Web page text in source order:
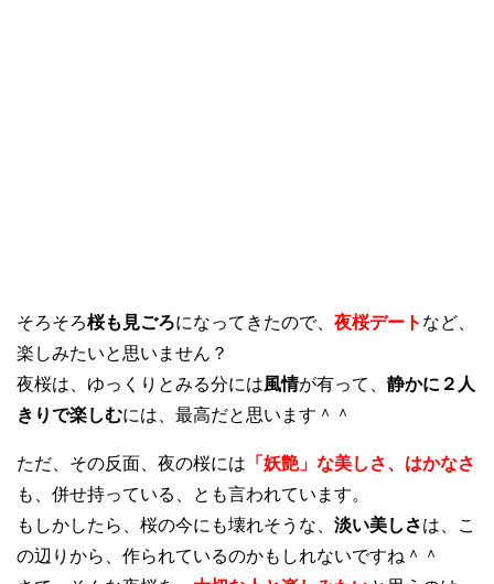
そろそろ桜も見ごろになってきたので、 夜桜デート など、
楽しみたいと思いません？
夜桜は、ゆっくりとみる分には風情が有って、 静かに２人
きりで楽しむには、最高だと思います＾＾
ただ、その反面、夜の桜には 「妖艶」な美しさ、はかなさ
も、併せ持っている、とも言われています。
もしかしたら、桜の今にも壊れそうな、 淡い美しさは、こ
の辺りから、作られているのかもしれないですね＾＾